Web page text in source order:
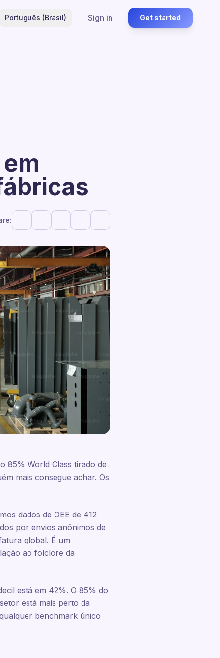
Português (Brasil) Sign in Get started
85% World Class tirado de
mais consegue achar. Os
dados de OEE de 412
por envios anônimos de
global. É um
ao folclore da
está em 42%. O 85% do
está mais perto da
benchmark único